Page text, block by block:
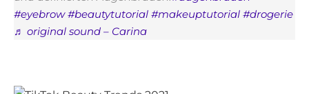
#eyebrow #beautytutorial #makeuptutorial #drogerie
♬ original sound – Carina